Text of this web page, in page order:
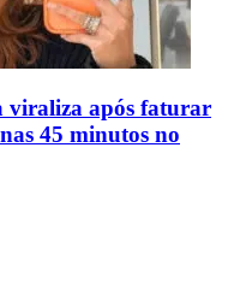
viraliza após faturar
45 minutos no